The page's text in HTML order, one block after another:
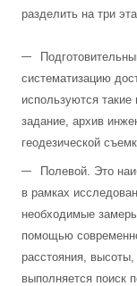
разделить на три
систематизацию
используются
задание, архив
геодезической
Полевой. Это
в рамках
необходимые
помощью
расстояния,
выполняется поиск